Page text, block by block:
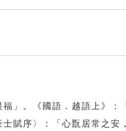
」。《國語．越語上》：
賦序〉：「心翫居常之安